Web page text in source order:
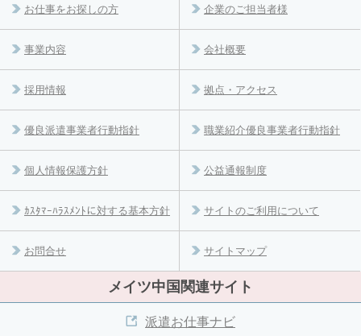
お仕事をお探しの方 企業のご担当者様
事業内容 会社概要
採用情報 拠点・アクセス
優良派遣事業者行動指針 職業紹介優良事業者行動指針
個人情報保護方針 公益通報制度
ｶｽﾀﾏｰﾊﾗｽﾒﾝﾄに対する基本方針 サイトのご利用について
お問合せ サイトマップ
メイツ中国関連サイト
派遣お仕事ナビ